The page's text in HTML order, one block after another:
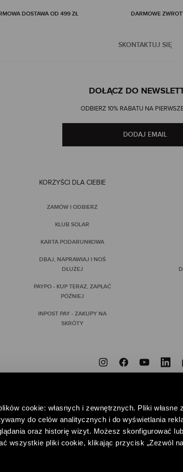
cookie: własnych i zewnętrznych. Pliki własne
do celów analitycznych i do wyświetlania
oraz historię wizyt. Możesz skonfigurować
wszystkie pliki cookie, klikając przycisk „Zezwól
DOSTAWA OD 499 ZŁ DARMOWE
SKONTAKTUJ SIĘ
DOŁĄCZ DO
ODBIERZ 10% RABATU NA
DODAJ EMAIL
KORZYŚCI DLA CIEBIE
ZAMÓW I ODBIERZ
KLUB SOLAR
KARTA PODARUNKOWA
DBAJ, NAPRAWIAJ I NOŚ
DŁUŻEJ
PAYPO - KUP TERAZ, ZAPŁAĆ
PÓŹNIEJ
INPOST PAY - ZAKUPY NA
SKRÓTY
POMAGAJ – WSPIERAJĄC FUNDACJĘ